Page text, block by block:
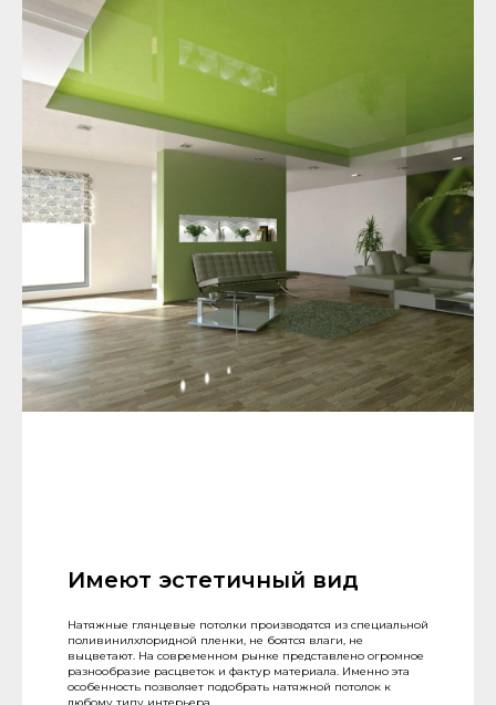
Имеют эстетичный вид
Натяжные глянцевые потолки производятся из специальной
поливинилхлоридной пленки, не боятся влаги, не
выцветают. На современном рынке представлено огромное
разнообразие расцветок и фактур материала. Именно эта
особенность позволяет подобрать натяжной потолок к
любому типу интерьера.